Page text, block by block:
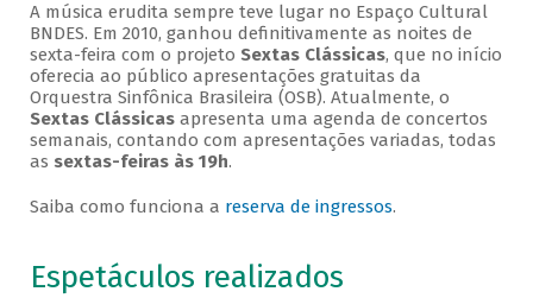
A música erudita sempre teve lugar no Espaço Cultural
BNDES. Em 2010, ganhou definitivamente as noites de
sexta-feira com o projeto Sextas Clássicas, que no início
oferecia ao público apresentações gratuitas da
Orquestra Sinfônica Brasileira (OSB). Atualmente, o
Sextas Clássicasapresenta uma agenda de concertos
semanais, contando com apresentações variadas, todas
as sextas-feiras às 19h.
Saiba como funciona a reserva de ingressos.
Espetáculos realizados